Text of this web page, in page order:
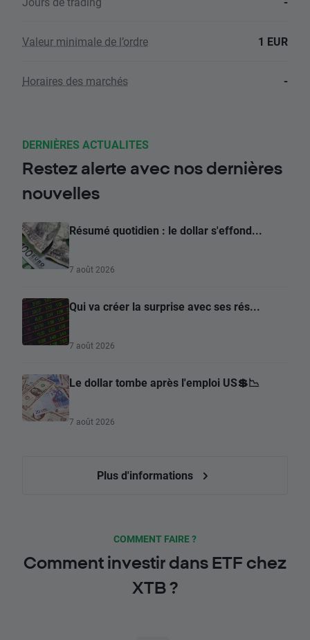
Valeur minimale de l’ordre 1 EUR
Horaires des marchés -
DERNIÈRES ACTUALITES
Restez alerte avec nos dernières
nouvelles
Résumé quotidien : le dollar s'effond...
7 août 2026
Qui va créer la surprise avec ses rés...
7 août 2026
Le dollar tombe après l'emploi US💲📉
7 août 2026
Plus d'informations
COMMENT FAIRE ?
Comment investir dans ETF chez
XTB ?